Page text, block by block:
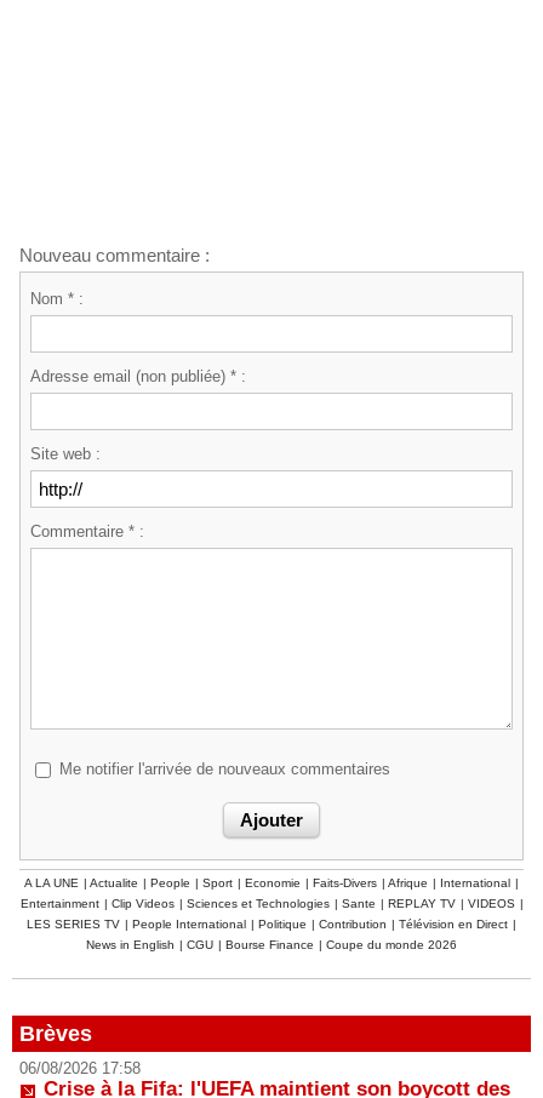
Nouveau commentaire :
Nom * :
Adresse email (non publiée) * :
Site web :
Commentaire * :
Me notifier l'arrivée de nouveaux commentaires
A LA UNE Actualite People Sport Economie Faits-Divers Afrique International
Entertainment
Clip Videos Sciences et Technologies Sante REPLAY TV VIDEOS
LES SERIES TV
People International Politique Contribution Télévision en Direct
News in English
CGU Bourse Finance Coupe du monde 2026
Brèves
06/08/2026 17:58
Crise à la Fifa: l'UEFA maintient son boycott des